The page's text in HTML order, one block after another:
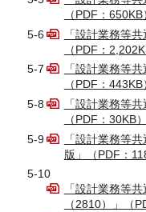
（PDF：650KB
5-6
「設計業務等
（PDF：
5-7
「設計業務等
（PDF：443KB
5-8
「設計業務等
（PDF：30KB）
5-9
「設計業務等
版」（PDF：
5-10
「設計業務等
（2810）」（